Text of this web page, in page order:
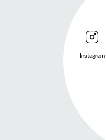
Instagram